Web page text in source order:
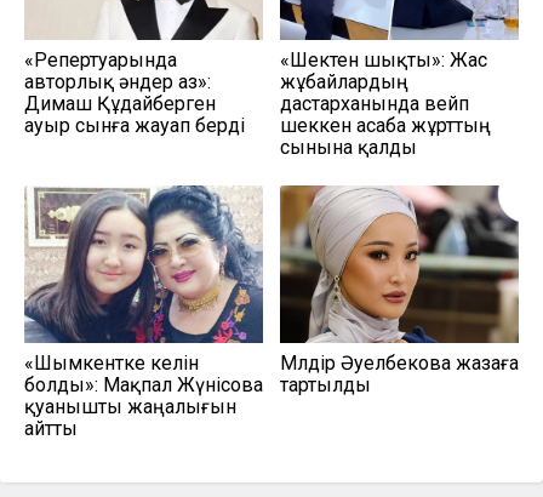
«Репертуарында
авторлық әндер аз»:
Димаш Құдайберген
ауыр сынға жауап берді
«Шектен шықты»: Жас
жұбайлардың
дастарханында вейп
шеккен асаба жұрттың
сынына қалды
«Шымкентке келін
болды»: Мақпал Жүнісова
қуанышты жаңалығын
айтты
Мөлдір Әуелбекова жазаға
тартылды